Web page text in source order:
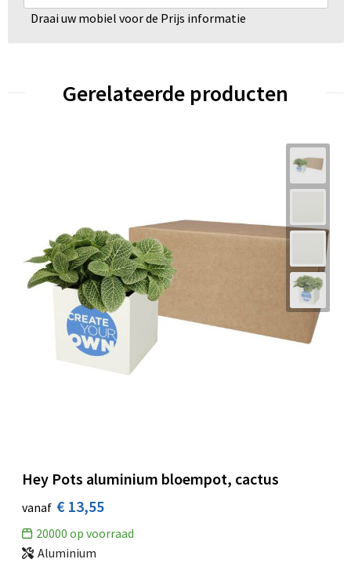
Draai uw mobiel voor de Prijs informatie
Gerelateerde producten
Hey Pots aluminium bloempot, cactus
vanaf € 13,55
20000 op voorraad
Aluminium